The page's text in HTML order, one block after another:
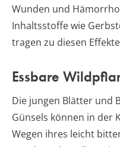
Wunden und
Inhaltsstoffe wie
tragen zu diesen
Essbare
Die jungen Blätter und
Günsels können in der
Wegen ihres leicht